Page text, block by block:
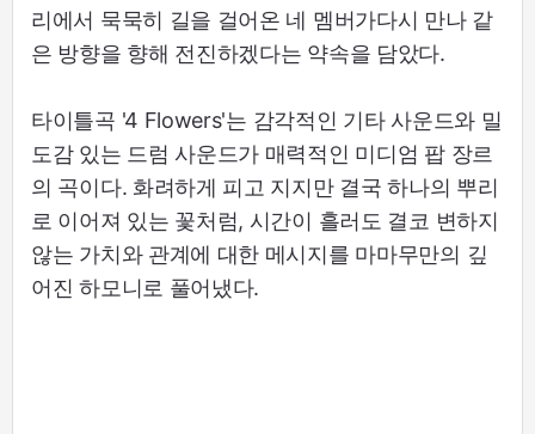
리에서 묵묵히 길을 걸어온 네 멤버가다시 만나 같
은 방향을 향해 전진하겠다는 약속을 담았다.
타이틀곡 '4 Flowers'는 감각적인 기타 사운드와 밀
도감 있는 드럼 사운드가 매력적인 미디엄 팝 장르
의 곡이다. 화려하게 피고 지지만 결국 하나의 뿌리
로 이어져 있는 꽃처럼, 시간이 흘러도 결코 변하지
않는 가치와 관계에 대한 메시지를 마마무만의 깊
어진 하모니로 풀어냈다.